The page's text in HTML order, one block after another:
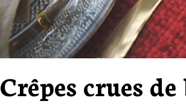
Crêpes crues